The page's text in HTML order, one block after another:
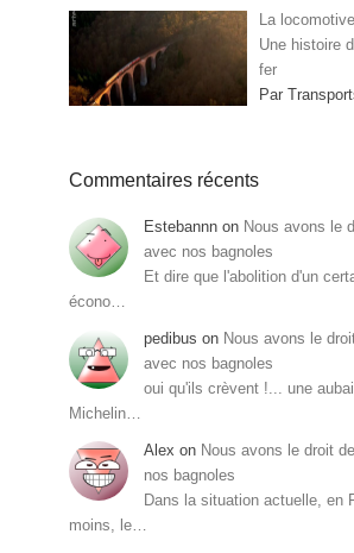
La
Une histoire
fer
Par
Commentaires récents
Estebannn on Nous avons le
avec nos bagnoles
Et dire que l'abolition d'un
écono…
pedibus on Nous avons le
avec nos bagnoles
oui qu'ils crèvent !... une
Michelin…
Alex on Nous avons le droit
nos bagnoles
Dans la situation actuelle, en
moins, le…